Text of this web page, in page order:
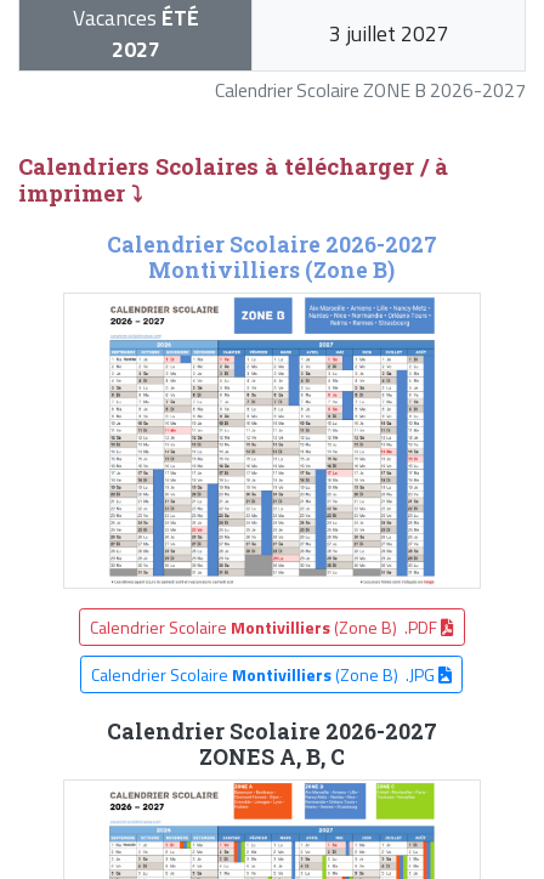
Calendrier Scolaire ZONE B 2026-2027
Vacances ÉTÉ
2027
3 juillet 2027
Calendriers Scolaires à télécharger / à
imprimer ⤵
Calendrier Scolaire 2026-2027
Montivilliers (Zone B)
Calendrier Scolaire Montivilliers(Zone B) .PDF
Calendrier Scolaire Montivilliers(Zone B) .JPG
Calendrier Scolaire 2026-2027
ZONES A, B, C